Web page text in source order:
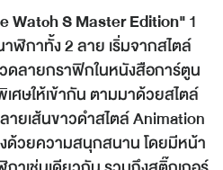
Watch S Master Edition"1
ฬิกาทั้ง 2 ลาย เริ่มจากสไตล์
ดลายกราฟิกในหนังสือการ์ตูน
ศษให้เข้ากัน ตามมาด้วยสไตล์
ยเส้นขาวดำสไตล์ Animation
ด้วยความสนุกสนาน โดยมีหน้า